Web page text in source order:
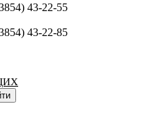
43-22-55
43-22-85